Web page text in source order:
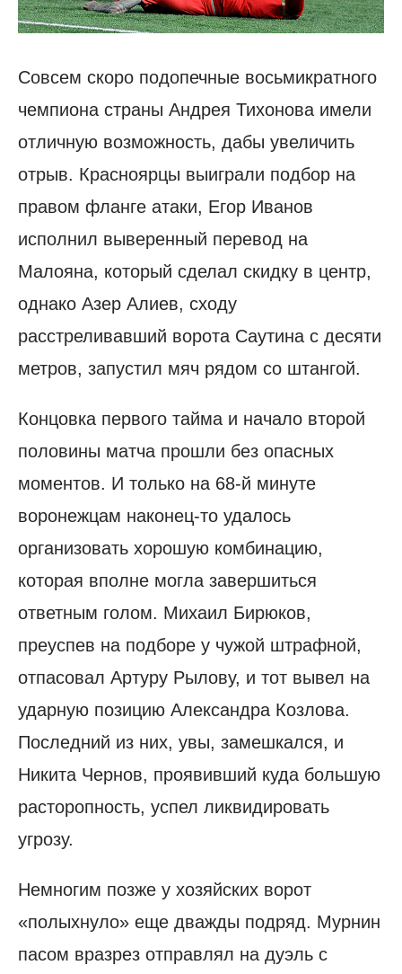
Совсем скоро подопечные восьмикратного
чемпиона страны Андрея Тихонова имели
отличную возможность, дабы увеличить
отрыв. Красноярцы выиграли подбор на
правом фланге атаки, Егор Иванов
исполнил выверенный перевод на
Малояна, который сделал скидку в центр,
однако Азер Алиев, сходу
расстреливавший ворота Саутина с десяти
метров, запустил мяч рядом со штангой.
Концовка первого тайма и начало второй
половины матча прошли без опасных
моментов. И только на 68-й минуте
воронежцам наконец-то удалось
организовать хорошую комбинацию,
которая вполне могла завершиться
ответным голом. Михаил Бирюков,
преуспев на подборе у чужой штрафной,
отпасовал Артуру Рылову, и тот вывел на
ударную позицию Александра Козлова.
Последний из них, увы, замешкался, и
Никита Чернов, проявивший куда большую
расторопность, успел ликвидировать
угрозу.
Немногим позже у хозяйских ворот
«полыхнуло» еще дважды подряд. Мурнин
пасом вразрез отправлял на дуэль с